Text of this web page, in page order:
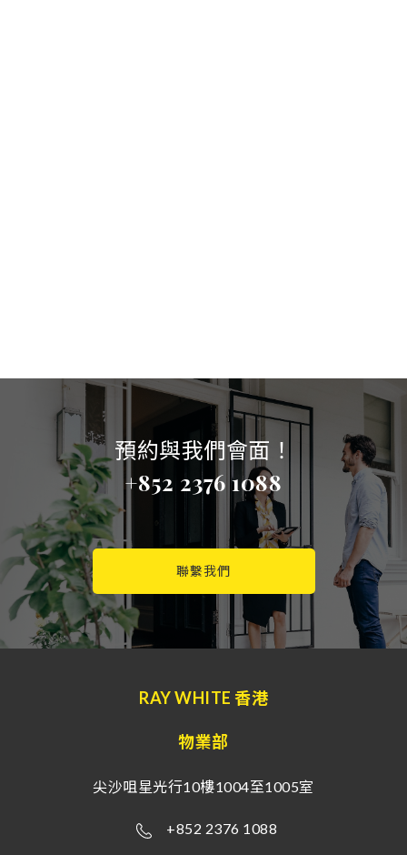
預約與我們會面！
+852 2376 1088
聯繫我們
RAY WHITE 香港
物業部
尖沙咀星光行10樓1004至1005室
+852 2376 1088